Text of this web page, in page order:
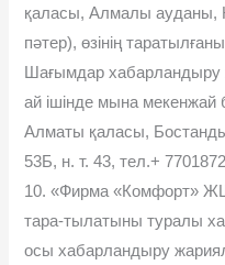
қаласы, Алмалы ауданы,
пəтер), өзінің
Шағымдар хабарландыру
ай ішінде мына
Алматы қаласы,
53Б, н. т. 43, тел.+
10. «Фирма «Комфорт»
тара-тылатыны туралы
осы хабарландыру